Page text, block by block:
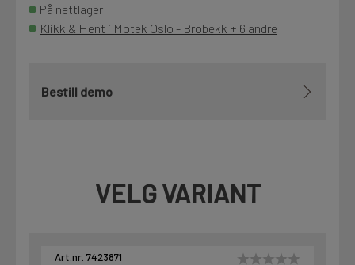
Produktnyheter
På nettlager
Klikk & Hent i Motek Oslo - Brobekk + 6 andre
Bestill demo
VELG VARIANT
Art.nr. 7423871